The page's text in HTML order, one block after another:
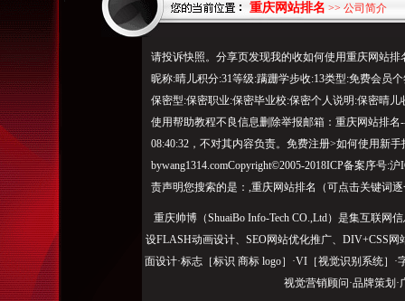
重庆网站排名 >> 公司简介
请投诉快照。分享页发现我的收如何使用重庆网站
昵称:晴儿积分:31等级:蹒跚学步收:13类型:免费会员
保密型:保密职业:保密毕业校:保密个人说明:保密晴
使用帮助教程不良信息删除举报邮箱：重庆网站排
08:40:32，不对其内容负责。免费注册>如何使用新
bywang1314.comCopyright©2005-2018ICP备案序号:
责声明您搜索的是：,重庆网站排名（可点击关键词
重庆帅博（ShuaiBo Info-Tech CO.,Ltd）是集互联网
设FLASH动画设计、SEO网站优化推广、DIV+CSS
面设计·标志［标识 商标 logo］·VI［视觉识别系统］·
视觉营销顾问·品牌策划